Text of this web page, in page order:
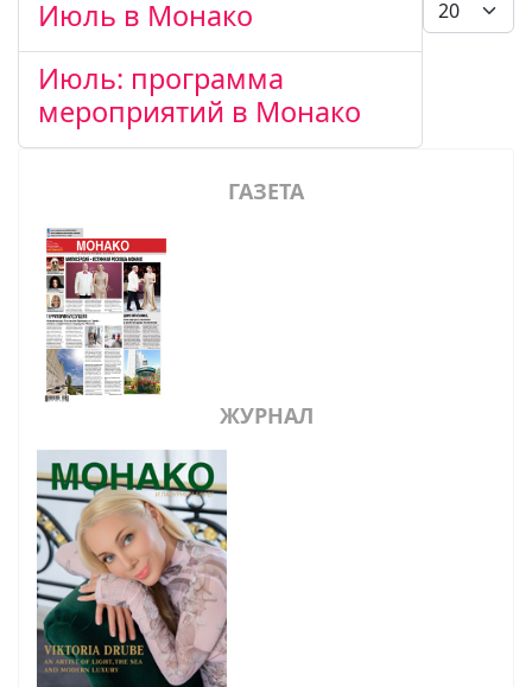
Июль в Монако
Июль: программа
мероприятий в Монако
ГАЗЕТА
ЖУРНАЛ